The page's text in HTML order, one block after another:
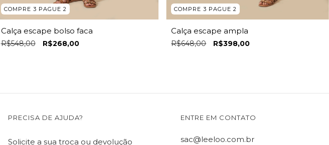
COMPRE 3 PAGUE 2
Calça escape bolso faca
R$548,00 R$268,00
COMPRE 3 PAGUE 2
Calça escape ampla
R$648,00 R$398,00
PRECISA DE AJUDA?
Solicite a sua troca ou devolução
ENTRE EM CONTATO
sac@leeloo.com.br